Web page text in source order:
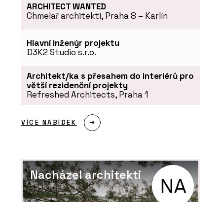
O FIRMĚ
OBZOR
ARCHITECT WANTED
Chmelař architekti, Praha 8 – Karlín
Hlavní inženýr projektu
D3K2 Studio s.r.o.
Architekt/ka s přesahem do interiérů pro
větší rezidenční projekty
Refreshed Architects, Praha 1
VÍCE NABÍDEK
Nacházel architekti